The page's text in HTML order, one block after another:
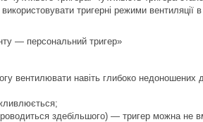
тригерні режими вентиляції
— персональний тригер»
вентилювати навіть глибоко недоношених
здебільшого) — тригер можна не